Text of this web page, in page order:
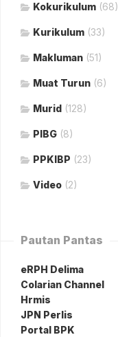
Kokurikulum (68)
Kurikulum (33)
Makluman (51)
Muat Turun (6)
Murid (128)
PIBG (8)
PPKIBP (23)
Video (2)
Pautan Pantas
eRPH Delima
Colarian Channel
Hrmis
JPN Perlis
Portal BPK